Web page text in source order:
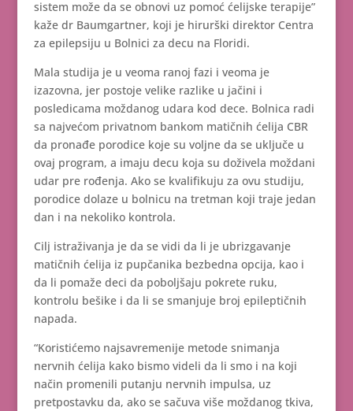
sistem može da se obnovi uz pomoć ćelijske terapije”
kaže dr Baumgartner, koji je hirurški direktor Centra
za epilepsiju u Bolnici za decu na Floridi.
Mala studija je u veoma ranoj fazi i veoma je
izazovna, jer postoje velike razlike u jačini i
posledicama moždanog udara kod dece. Bolnica radi
sa najvećom privatnom bankom matičnih ćelija CBR
da pronađe porodice koje su voljne da se uključe u
ovaj program, a imaju decu koja su doživela moždani
udar pre rođenja. Ako se kvalifikuju za ovu studiju,
porodice dolaze u bolnicu na tretman koji traje jedan
dan i na nekoliko kontrola.
Cilj istraživanja je da se vidi da li je ubrizgavanje
matičnih ćelija iz pupčanika bezbedna opcija, kao i
da li pomaže deci da poboljšaju pokrete ruku,
kontrolu bešike i da li se smanjuje broj epileptičnih
napada.
“Koristićemo najsavremenije metode snimanja
nervnih ćelija kako bismo videli da li smo i na koji
način promenili putanju nervnih impulsa, uz
pretpostavku da, ako se sačuva više moždanog tkiva,